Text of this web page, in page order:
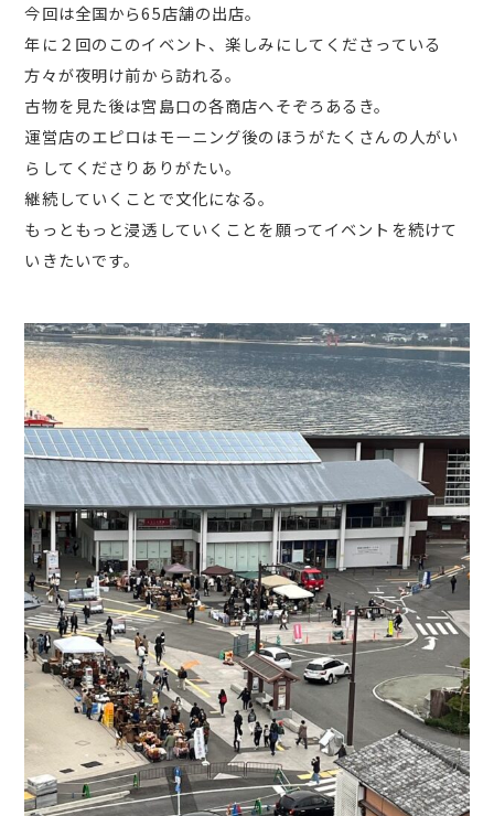
今回は全国から65店舗の出店。
年に２回のこのイベント、楽しみにしてくださっている
方々が夜明け前から訪れる。
古物を見た後は宮島口の各商店へそぞろあるき。
運営店のエピロはモーニング後のほうがたくさんの人がい
らしてくださりありがたい。
継続していくことで文化になる。
もっともっと浸透していくことを願ってイベントを続けて
いきたいです。